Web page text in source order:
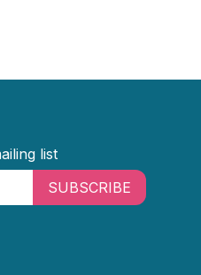
list
SUBSCRIBE